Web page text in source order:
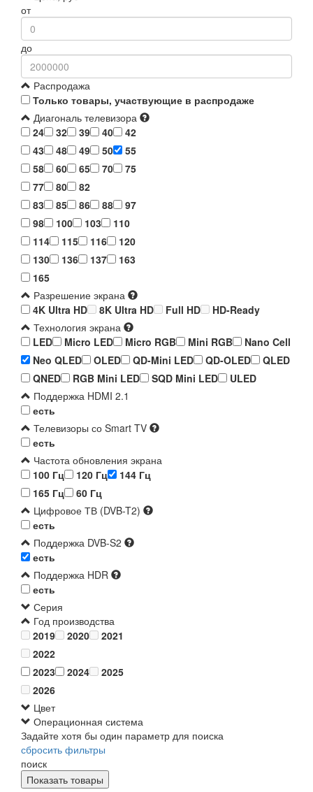
от
до
Распродажа
Только товары, участвующие в распродаже
Диагональ телевизора
24
32 39 40
42
43
48 49 50
55
58
60 65 70
75
77
80
82
83
85 86 88
97
98
100 103
110
114
115 116
120
130
136 137
163
165
Разрешение экрана
4K Ultra HD
8K Ultra HD Full HD
HD-Ready
Технология экрана
LED
Micro LED Micro RGB Mini RGB
Nano Cell
Neo QLED
OLED QD-Mini LED QD-OLED
QLED
QNED
RGB Mini LED SQD Mini LED
ULED
Поддержка HDMI 2.1
есть
Телевизоры со Smart TV
есть
Частота обновления экрана
100 Гц
120 Гц
144 Гц
165 Гц
60 Гц
Цифровое ТВ (DVB-T2)
есть
Поддержка DVB-S2
есть
Поддержка HDR
есть
Серия
Год производства
2019
2020
2021
2022
2023
2024
2025
2026
Цвет
Операционная система
Задайте хотя бы один параметр для поиска
сбросить фильтры
поиск